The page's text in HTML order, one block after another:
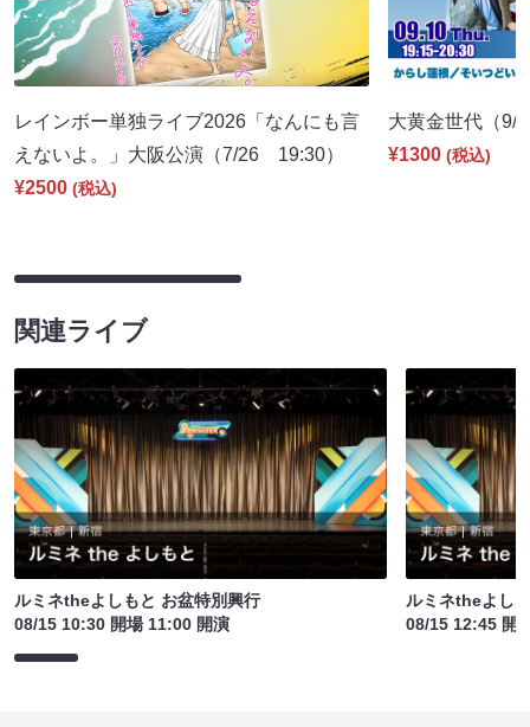
レインボー単独ライブ2026「なんにも言
えないよ。」大阪公演（7/26 19:30）
¥2500 (税込)
大黄金世代（
¥1300 (税込)
関連ライブ
ルミネtheよしもと お盆特別興行
08/15 10:30 開場 11:00 開演
ルミネtheよし
08/15 12:45 開